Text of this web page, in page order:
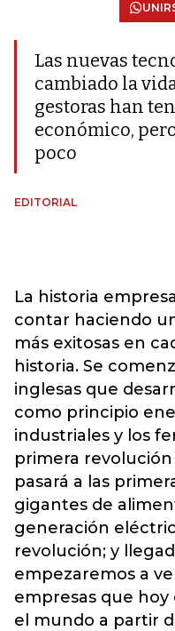
Las nuevas
cambiado la
gestoras han
económico,
poco
EDITORIAL
La historia
contar haciendo
más exitosas en
historia. Se
inglesas que
como principio
industriales y los
primera
pasará a las
gigantes de
generación
revolución; y
empezaremos a
empresas que
el mundo a partir